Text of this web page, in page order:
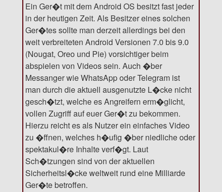
Ein Ger�t mit dem Android OS besitzt fast jeder
in der heutigen Zeit. Als Besitzer eines solchen
Ger�tes sollte man derzeit allerdings bei den
weit verbreiteten Android Versionen 7.0 bis 9.0
(Nougat, Oreo und Pie) vorsichtiger beim
abspielen von Videos sein. Auch �ber
Messanger wie WhatsApp oder Telegram ist
man durch die aktuell ausgenutzte L�cke nicht
gesch�tzt, welche es Angreifern erm�glicht,
vollen Zugriff auf euer Ger�t zu bekommen.
Hierzu reicht es als Nutzer ein einfaches Video
zu �ffnen, welches h�ufig �ber niedliche oder
spektakul�re Inhalte verf�gt. Laut
Sch�tzungen sind von der aktuellen
Sicherheitsl�cke weltweit rund eine Milliarde
Ger�te betroffen.